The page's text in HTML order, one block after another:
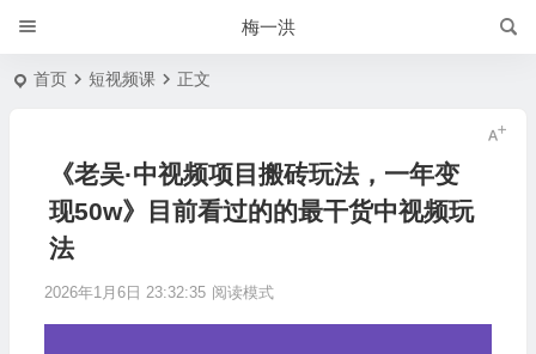
梅一洪
首页 短视频课 正文
《老吴·中视频项目搬砖玩法，一年变
现50w》目前看过的的最干货中视频玩
法
2026年1月6日 23:32:35 阅读模式